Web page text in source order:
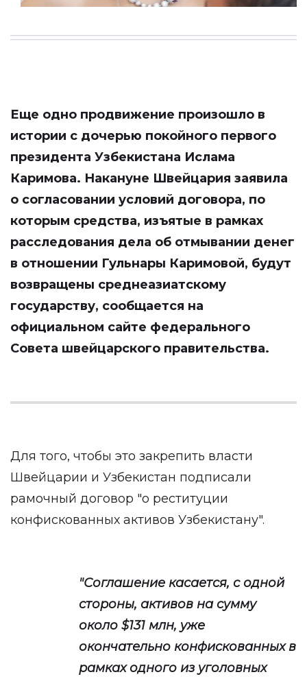
Еще одно продвижение произошло в
истории с дочерью покойного первого
президента Узбекистана Ислама
Каримова. Накануне Швейцария заявила
о согласовании условий договора, по
которым средства, изъятые в рамках
расследования дела об отмывании денег
в отношении Гульнары Каримовой, будут
возвращены среднеазиатскому
государству, сообщается на
официальном сайте федерального
Совета швейцарского правительства.
Для того, чтобы это закрепить власти
Швейцарии и Узбекистан подписали
рамочный договор "о реституции
конфискованных активов Узбекистану".
"Соглашение касается, с одной
стороны, активов на сумму
около $131 млн, уже
окончательно конфискованных в
рамках одного из уголовных